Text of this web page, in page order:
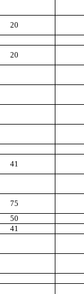
20
20
41
75
50
41